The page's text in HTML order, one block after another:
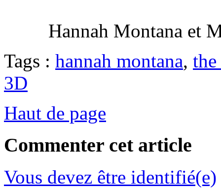
Hannah Montana et
Tags : hannah montana,
3D
Haut de page
Commenter cet article
Vous devez être identifié(e)